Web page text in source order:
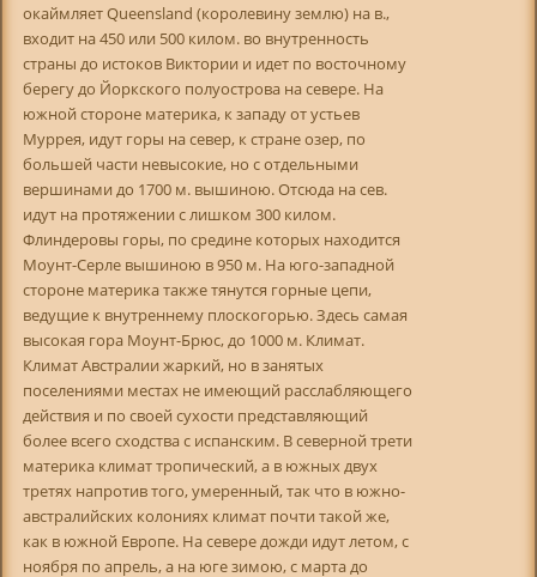
окаймляет Queensland (королевину землю) на в.,
входит на 450 или 500 килом. во внутренность
страны до истоков Виктории и идет по восточному
берегу до Йоркского полуострова на севере. На
южной стороне материка, к западу от устьев
Муррея, идут горы на север, к стране озер, по
большей части невысокие, но с отдельными
вершинами до 1700 м. вышиною. Отсюда на сев.
идут на протяжении с лишком 300 килом.
Флиндеровы горы, по средине которых находится
Моунт-Серле вышиною в 950 м. На юго-западной
стороне материка также тянутся горные цепи,
ведущие к внутреннему плоскогорью. Здесь самая
высокая гора Моунт-Брюс, до 1000 м. Климат.
Климат Австралии жаркий, но в занятых
поселениями местах не имеющий расслабляющего
действия и по своей сухости представляющий
более всего сходства с испанским. В северной трети
материка климат тропический, а в южных двух
третях напротив того, умеренный, так что в южно-
австралийских колониях климат почти такой же,
как в южной Европе. На севере дожди идут летом, с
ноября по апрель, а на юге зимою, с марта до